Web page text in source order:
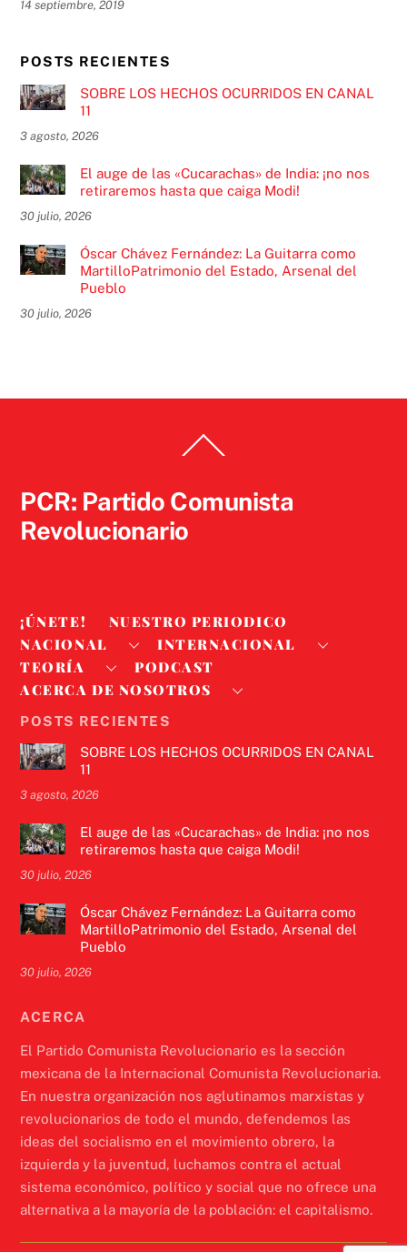
14 septiembre, 2019
POSTS RECIENTES
SOBRE LOS HECHOS OCURRIDOS EN CANAL
11
3 agosto, 2026
El auge de las «Cucarachas» de India: ¡no nos
retiraremos hasta que caiga Modi!
30 julio, 2026
Óscar Chávez Fernández: La Guitarra como
MartilloPatrimonio del Estado, Arsenal del
Pueblo
30 julio, 2026
To
PCR: Partido Comunista
Revolucionario
¡ÚNETE!
NUESTRO PERIODICO
NACIONAL
INTERNACIONAL
TEORÍA
PODCAST
ACERCA DE NOSOTROS
POSTS RECIENTES
SOBRE LOS HECHOS OCURRIDOS EN CANAL
11
3 agosto, 2026
El auge de las «Cucarachas» de India: ¡no nos
retiraremos hasta que caiga Modi!
30 julio, 2026
Óscar Chávez Fernández: La Guitarra como
MartilloPatrimonio del Estado, Arsenal del
Pueblo
30 julio, 2026
ACERCA
El Partido Comunista Revolucionario es la sección
mexicana de la Internacional Comunista Revolucionaria.
En nuestra organización nos aglutinamos marxistas y
revolucionarios de todo el mundo, defendemos las
ideas del socialismo en el movimiento obrero, la
izquierda y la juventud, luchamos contra el actual
sistema económico, político y social que no ofrece una
alternativa a la mayoría de la población: el capitalismo.